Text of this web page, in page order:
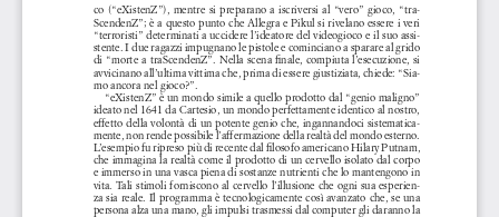
co  (“eXistenZ”),  mentre  si  preparano  a  iscriversi  al  “vero”  gioco,  “tra-
ScendenZ”; è a questo punto che Allegra e Pikul si rivelano essere i veri
“terroristi” determinati a uccidere l’ideatore del videogioco e il suo assi-
stente. I due ragazzi impugnano le pistole e cominciano a sparare al grido
di “morte a traScendenZ”. Nella scena finale, compiuta l’esecuzione, si
avvicinano all’ultima vittima che, prima di essere giustiziata, chiede: “Sia-
mo ancora nel gioco?”.
“eXistenZ” è un mondo simile a quello prodotto dal “genio maligno”
ideato nel 1641 da Cartesio, un mondo perfettamente identico al nostro,
effetto della volontà di un potente genio che, ingannandoci sistematica-
mente, non rende possibile l’affermazione della realtà del mondo esterno.
L’esempio fu ripreso più di recente dal filosofo americano Hilary Putnam,
che immagina la realtà come il prodotto di un cervello isolato dal corpo
e immerso in una vasca piena di sostanze nutrienti che lo mantengono in
vita. Tali stimoli forniscono al cervello l’illusione che ogni sua esperien-
za sia reale. Il programma è tecnologicamente così avanzato che, se una
persona alza una mano, gli impulsi trasmessi dal computer gli daranno la